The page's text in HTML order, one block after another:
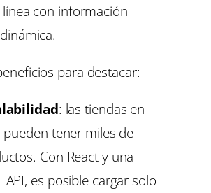
con información
para destacar:
: las tiendas en
pueden tener miles de
Con React y una
API, es posible cargar solo